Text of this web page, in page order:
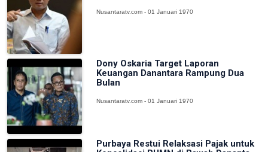
Nusantaratv.com - 01 Januari 1970
Dony Oskaria Target Laporan
Keuangan Danantara Rampung Dua
Bulan
Nusantaratv.com - 01 Januari 1970
Purbaya Restui Relaksasi Pajak untuk